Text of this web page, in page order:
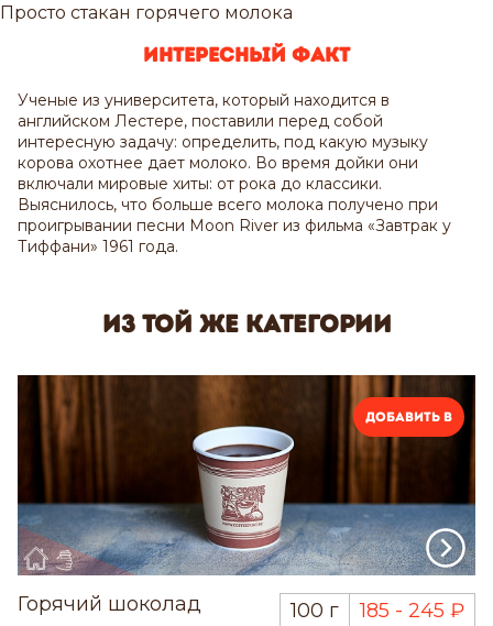
Просто стакан горячего молока
Интересный факт
Ученые из университета, который находится в
английском Лестере, поставили перед собой
интересную задачу: определить, под какую музыку
корова охотнее дает молоко. Во время дойки они
включали мировые хиты: от рока до классики.
Выяснилось, что больше всего молока получено при
проигрывании песни Moon River из фильма «Завтрак у
Тиффани» 1961 года.
Из той же категории
Горячий шоколад 100 г 185 - 245 ₽
Добавить в